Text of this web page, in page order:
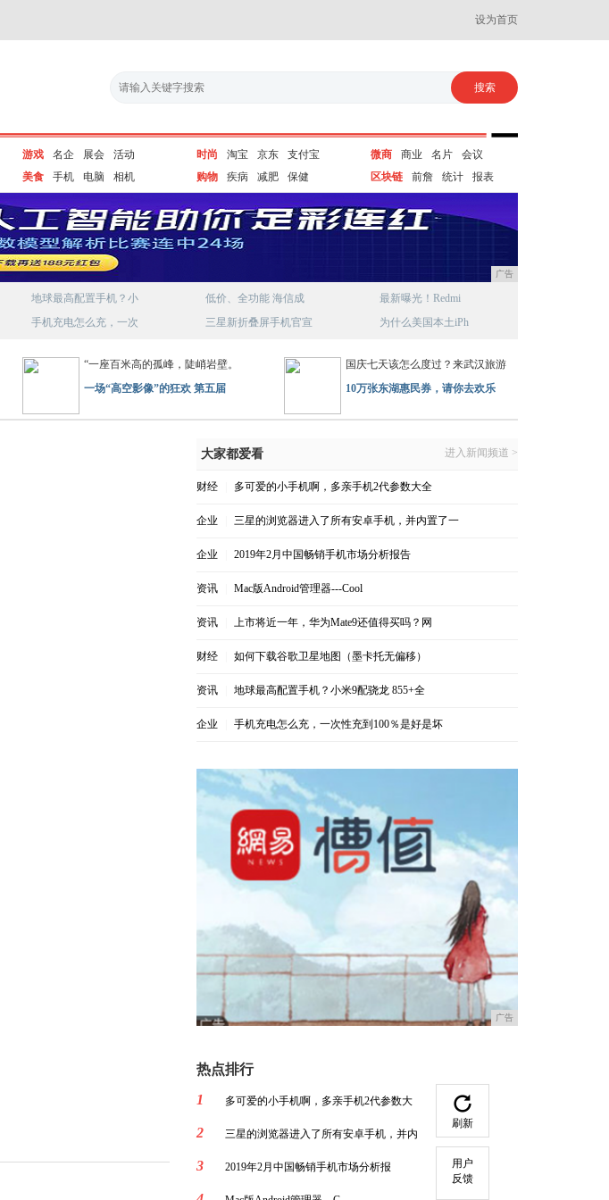
设为首页
游戏 名企 展会
活动
美食
手机 电脑 相机
时尚 淘宝 京东
支付宝
购物
疾病 减肥 保健
微商 商业 名片
会议
区块链
前詹 统计 报表
广告
地球最高配置手机？小
手机充电怎么充，一次
低价、全功能 海信成
三星新折叠屏手机官宣
最新曝光！Redmi
为什么美国本土iPh
“一座百米高的孤峰，陡峭岩壁。
一场“高空影像”的狂欢 第五届
国庆七天该怎么度过？来武汉旅游
10万张东湖惠民券，请你去欢乐
大家都爱看 进入新闻频道 >
财经 多可爱的小手机啊，多亲手机2代参数大全
企业 三星的浏览器进入了所有安卓手机，并内置了一
企业 2019年2月中国畅销手机市场分析报告
资讯 Mac版Android管理器---Cool
资讯 上市将近一年，华为Mate9还值得买吗？网
财经 如何下载谷歌卫星地图（墨卡托无偏移）
资讯 地球最高配置手机？小米9配骁龙 855+全
企业 手机充电怎么充，一次性充到100％是好是坏
广告
热点排行
1
多可爱的小手机啊，多亲手机2代参数大
2 三星的浏览器进入了所有安卓手机，并内
3 2019年2月中国畅销手机市场分析报
刷新
用户
反馈